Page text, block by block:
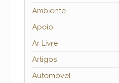
Ambiente
Apoio
Ar Livre
Artigos
Automóvel